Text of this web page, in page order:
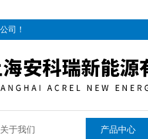
司！
关于我们 产品中心